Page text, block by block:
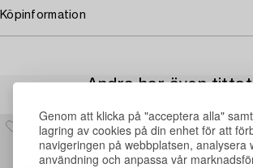
Genom att klicka på "acceptera alla"
lagring av cookies på din enhet för att
navigeringen på webbplatsen, analysera
användning och anpassa vår
Köpinformation
Andra har även